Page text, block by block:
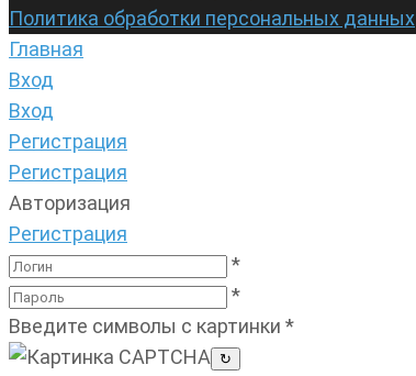
Политика обработки персональных данных
Главная
Вход
Вход
Регистрация
Регистрация
Авторизация
Регистрация
*
*
Введите символы с картинки *
↻